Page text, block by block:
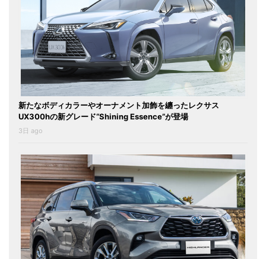
新たなボディカラーやオーナメント加飾を纏ったレクサス
UX300hの新グレード“Shining Essence”が登場
3日 ago